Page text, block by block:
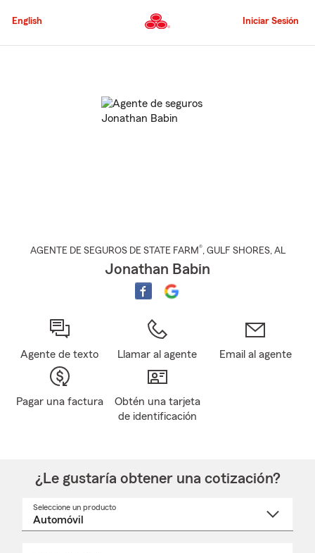
al
principal
English Iniciar Sesión
AGENTE DE SEGUROS DE STATE FARM®, GULF SHORES, AL
Jonathan Babin
Agente de texto Llamar al agente Email al agente
Pagar una factura
Obtén una tarjeta
de identificación
¿Le gustaría obtener una cotización?
Seleccione un producto